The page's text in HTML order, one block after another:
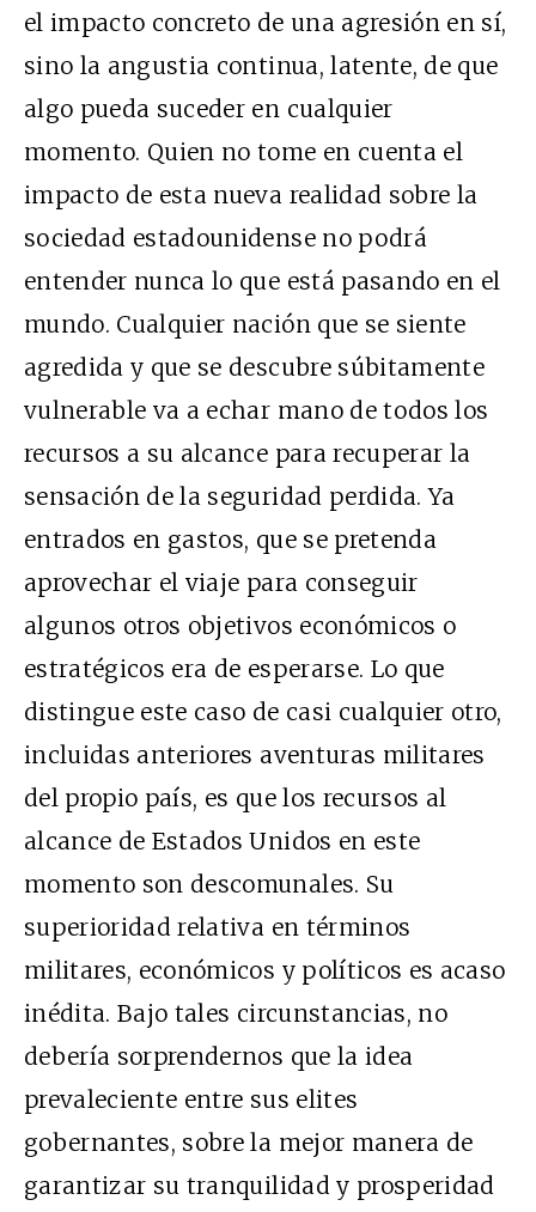
el impacto concreto de una agresión en sí,
sino la angustia continua, latente, de que
algo pueda suceder en cualquier
momento. Quien no tome en cuenta el
impacto de esta nueva realidad sobre la
sociedad estadounidense no podrá
entender nunca lo que está pasando en el
mundo. Cualquier nación que se siente
agredida y que se descubre súbitamente
vulnerable va a echar mano de todos los
recursos a su alcance para recuperar la
sensación de la seguridad perdida. Ya
entrados en gastos, que se pretenda
aprovechar el viaje para conseguir
algunos otros objetivos económicos o
estratégicos era de esperarse. Lo que
distingue este caso de casi cualquier otro,
incluidas anteriores aventuras militares
del propio país, es que los recursos al
alcance de Estados Unidos en este
momento son descomunales. Su
superioridad relativa en términos
militares, económicos y políticos es acaso
inédita. Bajo tales circunstancias, no
debería sorprendernos que la idea
prevaleciente entre sus elites
gobernantes, sobre la mejor manera de
garantizar su tranquilidad y prosperidad